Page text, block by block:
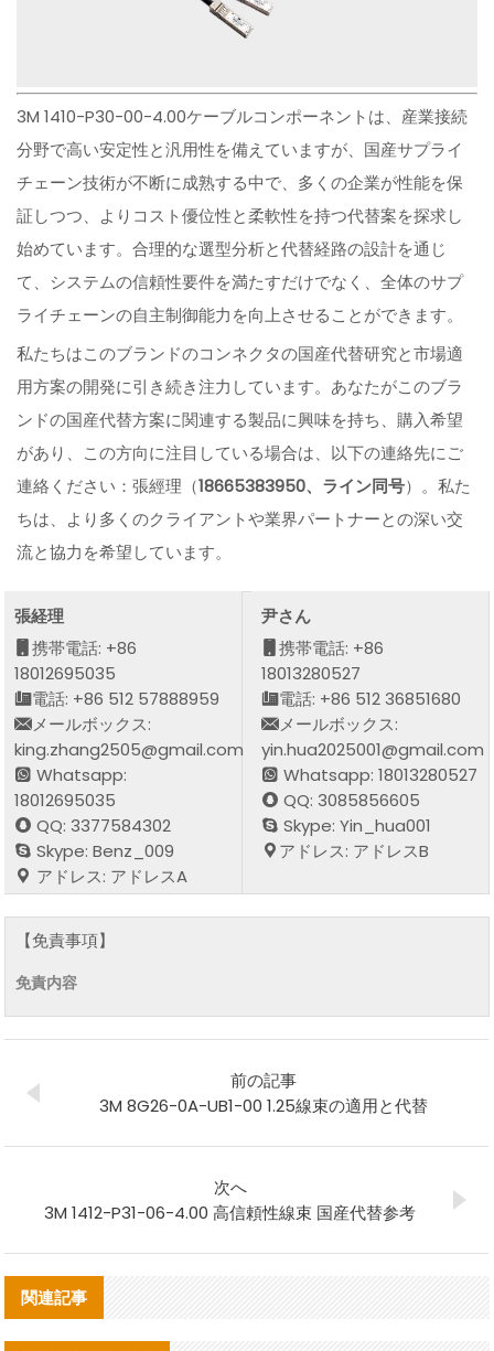
3M 1410-P30-00-4.00ケーブルコンポーネントは、産業接続
分野で高い安定性と汎用性を備えていますが、国産サプライ
チェーン技術が不断に成熟する中で、多くの企業が性能を保
証しつつ、よりコスト優位性と柔軟性を持つ代替案を探求し
始めています。合理的な選型分析と代替経路の設計を通じ
て、システムの信頼性要件を満たすだけでなく、全体のサプ
ライチェーンの自主制御能力を向上させることができます。
私たちはこのブランドのコンネクタの国産代替研究と市場適
用方案の開発に引き続き注力しています。あなたがこのブラ
ンドの国産代替方案に関連する製品に興味を持ち、購入希望
があり、この方向に注目している場合は、以下の連絡先にご
連絡ください：張經理（18665383950、ライン同号）。私た
ちは、より多くのクライアントや業界パートナーとの深い交
流と協力を希望しています。
張経理
携帯電話: +86
18012695035
電話: +86 512 57888959
メールボックス:
king.zhang2505@gmail.com
Whatsapp:
18012695035
QQ: 3377584302
Skype: Benz_009
アドレス: アドレスA
尹さん
携帯電話: +86
18013280527
電話: +86 512 36851680
メールボックス:
yin.hua2025001@gmail.com
Whatsapp: 18013280527
QQ: 3085856605
Skype: Yin_hua001
アドレス: アドレスB
【免責事項】
免責内容
前の記事
3M 8G26-0A-UB1-00 1.25線束の適用と代替
次へ
3M 1412-P31-06-4.00 高信頼性線束 国産代替参考
関連記事